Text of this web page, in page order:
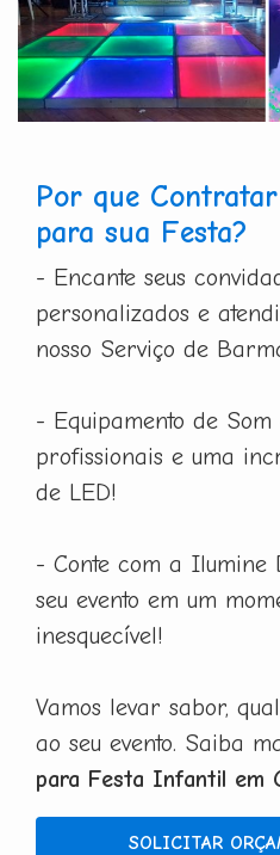
Por que
para sua Festa?
- Encante seus
personalizados e
nosso Serviço de
- Equipamento de
profissionais e uma
de LED!
- Conte com a
seu evento em um
inesquecível!
Vamos levar sabor,
ao seu evento. Saiba
para Festa Infantil em
SOLICITAR